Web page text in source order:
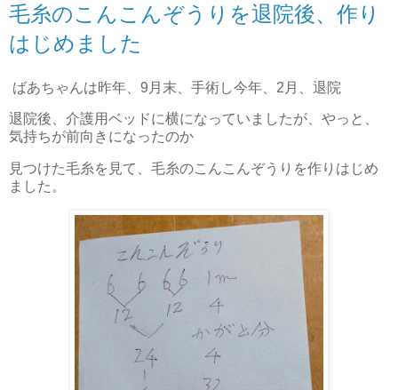
毛糸のこんこんぞうりを退院後、作り
はじめました
ばあちゃんは昨年、9月末、手術し今年、2月、退院
退院後、介護用ベッドに横になっていましたが、やっと、
気持ちが前向きになったのか
見つけた毛糸を見て、毛糸のこんこんぞうりを作りはじめ
ました。